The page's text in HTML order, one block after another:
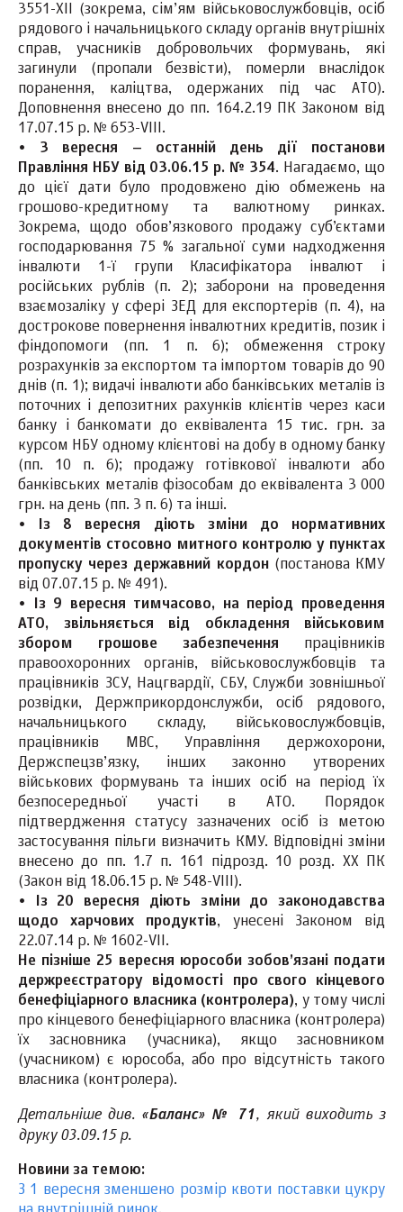
3551-XII (зокрема, сім’ям військовослужбовців, осіб
рядового і начальницького складу органів внутрішніх
справ, учасників добровольчих формувань, які
загинули (пропали безвісти), померли внаслідок
поранення, каліцтва, одержаних під час АТО).
Доповнення внесено до пп. 164.2.19 ПК Законом від
17.07.15 р. № 653-VIII.
• 3 вересня – останній день дії постанови
Правління НБУ від 03.06.15 р. № 354. Нагадаємо, що
до цієї дати було продовжено дію обмежень на
грошово-кредитному та валютному ринках.
Зокрема, щодо обов’язкового продажу суб’єктами
господарювання 75 % загальної суми надходження
інвалюти 1-ї групи Класифікатора інвалют і
російських рублів (п. 2); заборони на проведення
взаємозаліку у сфері ЗЕД для експортерів (п. 4), на
дострокове повернення інвалютних кредитів, позик і
фіндопомоги (пп. 1 п. 6); обмеження строку
розрахунків за експортом та імпортом товарів до 90
днів (п. 1); видачі інвалюти або банківських металів із
поточних і депозитних рахунків клієнтів через каси
банку і банкомати до еквівалента 15 тис. грн. за
курсом НБУ одному клієнтові на добу в одному банку
(пп. 10 п. 6); продажу готівкової інвалюти або
банківських металів фізособам до еквівалента 3 000
грн. на день (пп. 3 п. 6) та інші.
•
Із 8 вересня діють зміни до нормативних
документів стосовно митного контролю у пунктах
пропуску через державний кордон(постанова КМУ
від 07.07.15 р. № 491).
•
Із 9 вересня тимчасово, на період проведення
АТО, звільняється від обкладення військовим
збором грошове забезпечення працівників
правоохоронних органів, військовослужбовців та
працівників ЗСУ, Нацгвардії, СБУ, Служби зовнішньої
розвідки, Держприкордонслужби, осіб рядового,
начальницького складу, військовослужбовців,
працівників МВС, Управління держохорони,
Держспецзв’язку, інших законно утворених
військових формувань та інших осіб на період їх
безпосередньої участі в АТО. Порядок
підтвердження статусу зазначених осіб із метою
застосування пільги визначить КМУ. Відповідні зміни
внесено до пп. 1.7 п. 161 підрозд. 10 розд. XX ПК
(Закон від 18.06.15 р. № 548-VIII).
•
Із 20 вересня діють зміни до законодавства
щодо харчових продуктів, унесені Законом від
22.07.14 р. № 1602-VII.
Не пізніше 25 вересня юрособи зобов’язані подати
держреєстратору відомості про свого кінцевого
бенефіціарного власника (контролера), у тому числі
про кінцевого бенефіціарного власника (контролера)
їх засновника (учасника), якщо засновником
(учасником) є юрособа, або про відсутність такого
власника (контролера).
Детальніше див. «Баланс» № 71, який виходить з
друку 03.09.15 р.
Новини за темою:
З 1 вересня зменшено розмір квоти поставки цукру